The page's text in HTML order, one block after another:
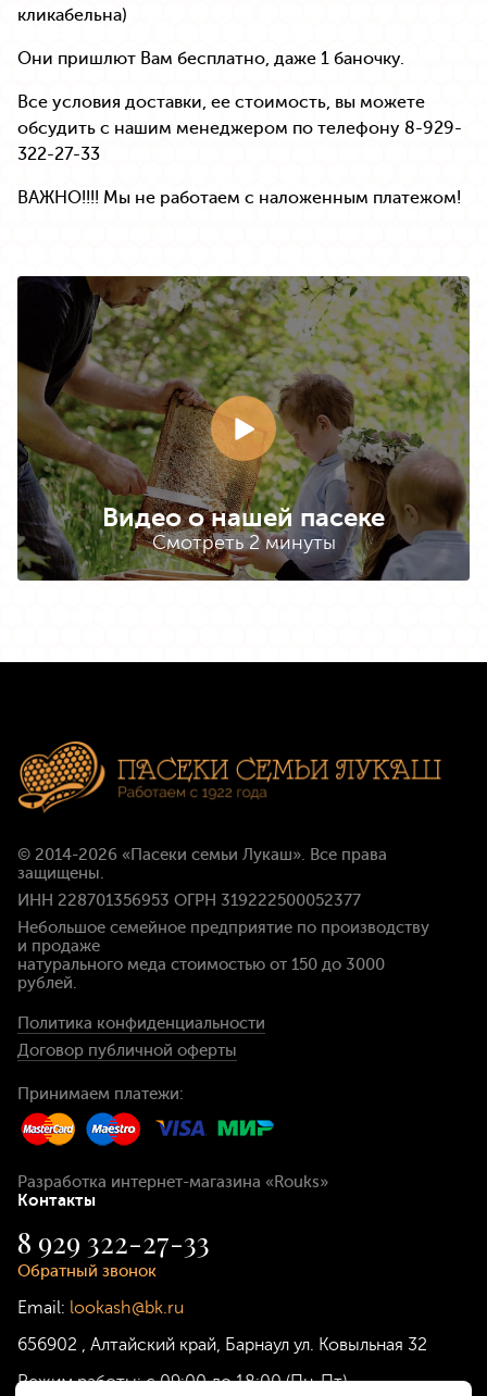
кликабельна)
Они пришлют Вам бесплатно, даже 1 баночку.
Все условия доставки, ее стоимость, вы можете
обсудить с нашим менеджером по телефону 8-929-
322-27-33
ВАЖНО!!!! Мы не работаем с наложенным платежом!
Видео о нашей пасеке
Смотреть 2 минуты
© 2014-2026 «Пасеки семьи Лукаш». Все права
защищены.
ИНН 228701356953 ОГРН 319222500052377
Небольшое семейное предприятие по производству
и продаже
натурального меда стоимостью от 150 до 3000
рублей.
Политика конфиденциальности
Договор публичной оферты
Принимаем платежи:
Разработка интернет-магазина «Rouks»
Контакты
8 929 322-27-33
Обратный звонок
Email: lookash@bk.ru
656902
Алтайский край, Барнаул ул. Ковыльная 32
Режим работы:с 09:00 до 18:00 (Пн-Пт)